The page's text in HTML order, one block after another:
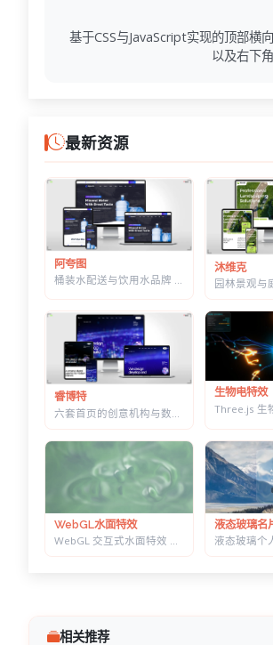
基于CSS与JavaScript实现的顶部横
以及右下
最新资源
阿夸图
桶装水配送与饮用水品牌 HTML 建站模板 | 水站/净水器/送水到家业务网站通用
沐维克
睿博特
生物电特效
WebGL水面特效
WebGL 交互式水面特效 — 鼠标划出真实涟漪，带焦散光斑和五套水景预设
液态玻璃名
相关推荐